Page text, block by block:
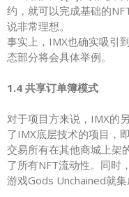
约，就可以完成基础的
说非常理想。
事实上，IMX也确实吸引
态部分将会具体举例。
1.4 共享订单簿模式
对于项目方来说，IMX的
了IMX底层技术的项目，
交易所有在其他商城上架
了所有NFT流动性。同时
游戏Gods Unchained就集